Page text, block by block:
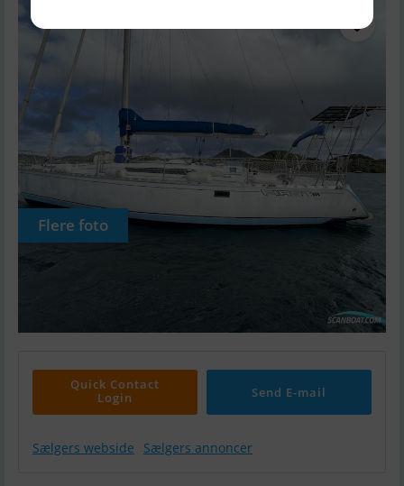
Flere foto
Quick Contact
Login
Send E-mail
Sælgers webside Sælgers annoncer